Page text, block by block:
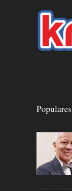
Populares